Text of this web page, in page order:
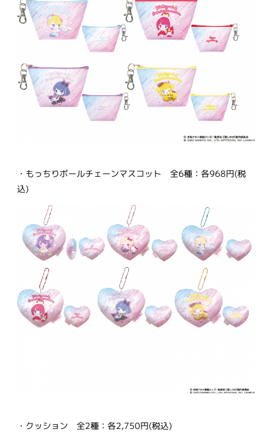
・もっちりボールチェーンマスコット 全6種：各968円(税
込)
・クッション 全2種：各2,750円(税込)